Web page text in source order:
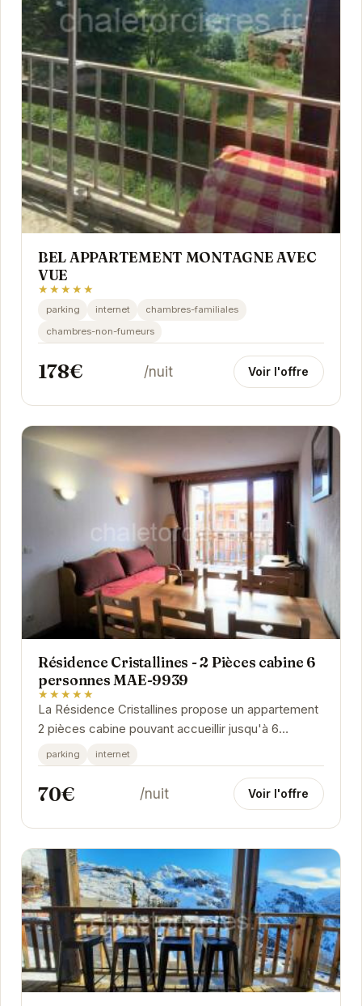
BEL APPARTEMENT MONTAGNE AVEC
VUE
★★★★★
parking internet
chambres-familiales
chambres-non-fumeurs
178€ /nuit Voir l'offre
Résidence Cristallines - 2 Pièces cabine 6
personnes MAE-9939
★★★★★
La Résidence Cristallines propose un appartement
2 pièces cabine pouvant accueillir jusqu'à 6
personnes. Idéalement situé à Orcières, cet...
parking internet
70€ /nuit Voir l'offre